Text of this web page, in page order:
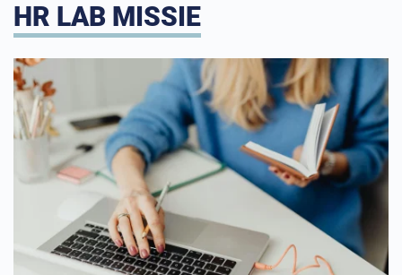
HR LAB MISSIE